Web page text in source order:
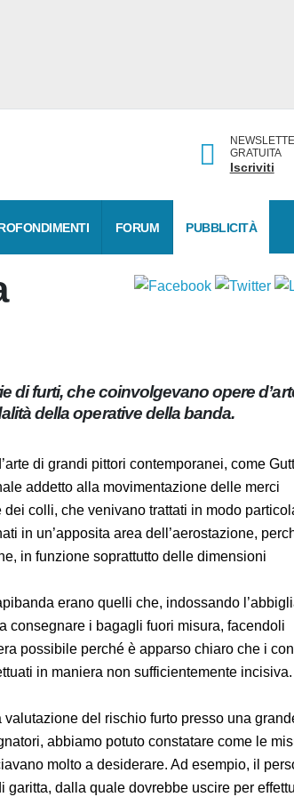
GRATUITA
Iscriviti
APPROFONDIMENTI FORUM
di furti, che coinvolgevano opere
le modalità della operative della
d’arte di grandi pittori contemporanei,
sul personale addetto alla
sempre dei colli, che venivano
essere consegnati in un’apposita
con modalità specifiche, in funzione
erano quelli che, indossando
i passeggeri a consegnare i bagagli
aree riservate era possibile perché è
venivano effettuati in maniera
valutazione del rischio furto presso
miei accompagnatori, abbiamo potuto